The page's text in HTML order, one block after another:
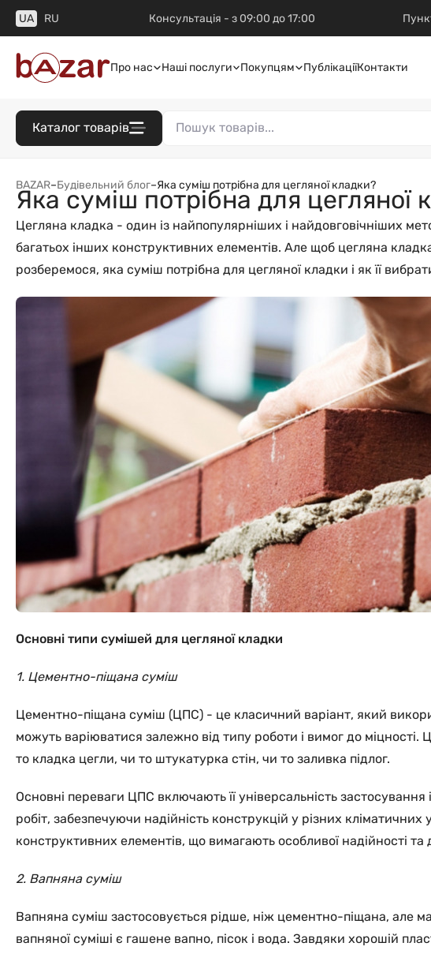
UA RU Консультація - з 09:00 до 17:00
Про нас Наші послуги Покупцям ПублікаціїКонтакти
Каталог товарів
BAZAR–Будівельний блог–Яка суміш потрібна для цегляної кладки?
Яка суміш потрібна для цегляної
Цегляна кладка - один із найпопулярніших і найдовговічніших
багатьох інших конструктивних елементів. Але щоб цегляна
розберемося, яка суміш потрібна для цегляної кладки і як її
Основні типи сумішей для цегляної кладки
1. Цементно-піщана суміш
Цементно-піщана суміш (ЦПС) - це класичний варіант, який
можуть варіюватися залежно від типу роботи і вимог до міцності.
то кладка цегли, чи то штукатурка стін, чи то заливка підлог.
Основні переваги ЦПС включають її універсальність застосування
робіт, забезпечуючи надійність конструкцій у різних
конструктивних елементів, що вимагають особливої надійності та
2. Вапняна суміш
Вапняна суміш застосовується рідше, ніж цементно-піщана, але
вапняної суміші є гашене вапно, пісок і вода. Завдяки хорошій